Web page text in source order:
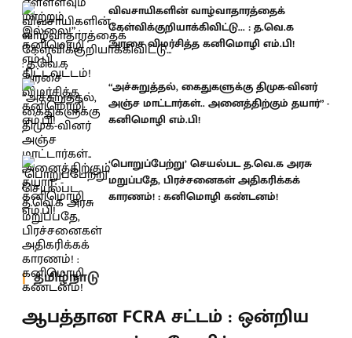
விவசாயிகளின் வாழ்வாதாரத்தைக்
கேள்விக்குறியாக்கிவிட்டு... : த.வெ.க
அரசை விமர்சித்த கனிமொழி எம்.பி!
“அச்சுறுத்தல், கைதுகளுக்கு திமுக-வினர்
அஞ்ச மாட்டார்கள்.. அனைத்திற்கும் தயார்” -
கனிமொழி எம்.பி!
‘பொறுப்பேற்று’ செயல்பட த.வெ.க அரசு
மறுப்பதே, பிரச்சனைகள் அதிகரிக்கக்
காரணம்! : கனிமொழி கண்டனம்!
தமிழ்நாடு
ஆபத்தான FCRA சட்டம் : ஒன்றிய